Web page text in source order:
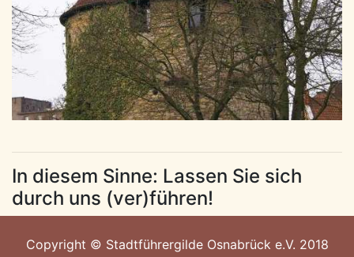
In diesem Sinne: Lassen Sie sich
durch uns (ver)führen!
Copyright © Stadtführergilde Osnabrück e.V. 2018